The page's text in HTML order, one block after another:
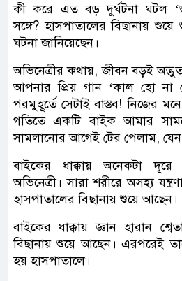
কী করে এত বড় দুর্ঘটনা ঘটল
সঙ্গে? হাসপাতালের বিছানায়
ঘটনা জানিয়েছেন।
অভিনেত্রীর কথায়, জীবন বড়ই
আপনার প্রিয় গান ‘কাল হো না
পরমুহূর্তে সেটাই বাস্তব! নিজের
গতিতে একটি বাইক আমার
সামলানোর আগেই টের পেলাম,
বাইকের ধাক্কায় অনেকটা
অভিনেত্রী। সারা শরীরে অসহ্য
হাসপাতালের বিছানায় শুয়ে আছেন।
বাইকের ধাক্কায় জ্ঞান হারান
বিছানায় শুয়ে আছেন। এরপরেই
হয় হাসপাতালে।